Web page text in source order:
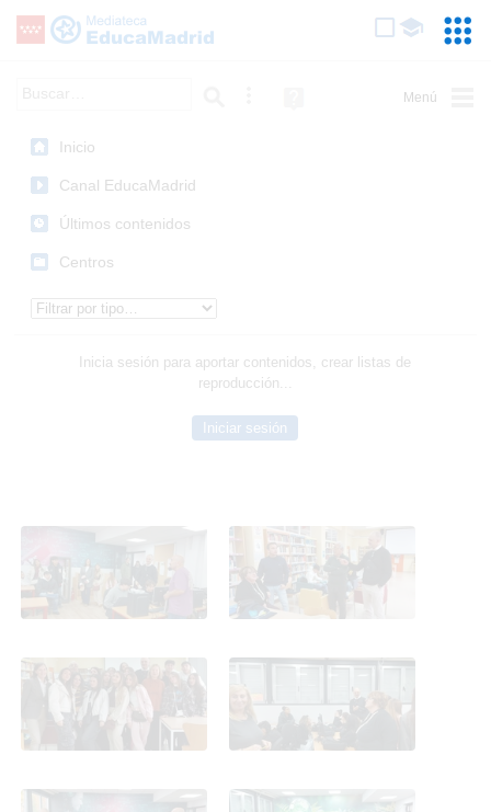
Saltar navegación
Inicio
Canal EducaMadrid
Últimos contenidos
Centros
Inicia sesión para aportar contenidos, crear listas de
reproducción...
Iniciar sesión
ISIS Enrico Caruso 25-26
Erasmus+: intercambio
ISIS Enrico Caruso 25-26
Erasmus+: intercambio
ISIS Enrico Caruso 25-26
Erasmus+: intercambio
Erasmus+: intercambio
Erasmus+: intercambio